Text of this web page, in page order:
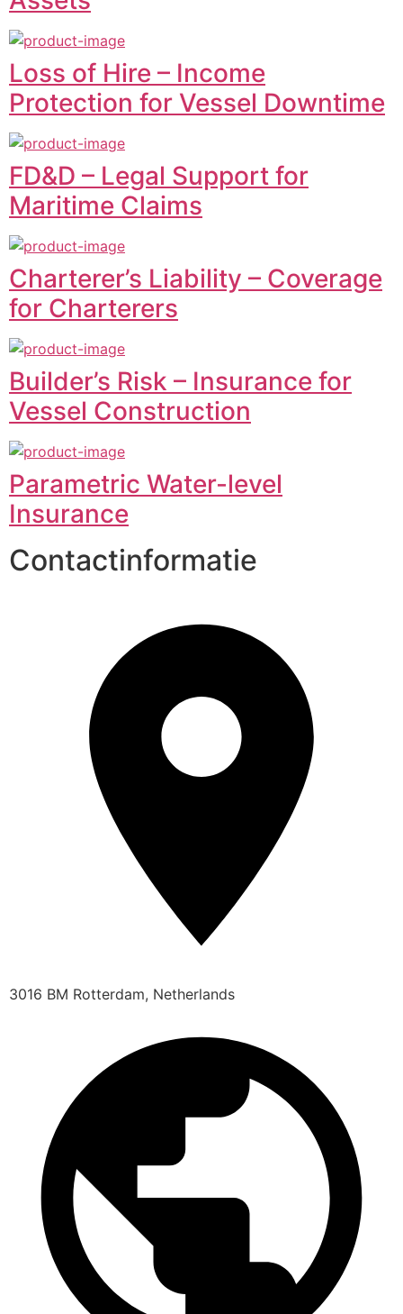
Loss of Hire – Income
Protection for Vessel Downtime
FD&D – Legal Support for
Maritime Claims
Charterer’s Liability – Coverage
for Charterers
Builder’s Risk – Insurance for
Vessel Construction
Parametric Water-level
Insurance
Contactinformatie
3016 BM Rotterdam, Netherlands